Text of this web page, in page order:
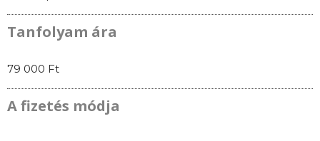
Tanfolyam ára
79 000 Ft
A fizetés módja